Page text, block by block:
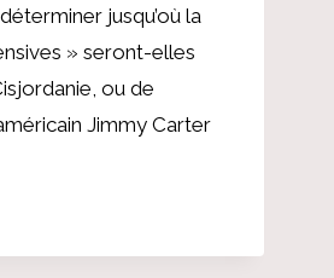
jusqu’où la
» seront-elles
ou de
Jimmy Carter